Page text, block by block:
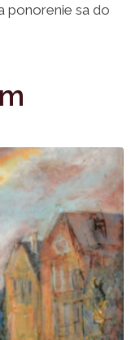
ponorenie sa do